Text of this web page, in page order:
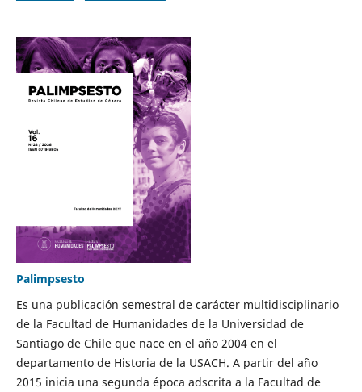
Palimpsesto
Es una publicación semestral de carácter multidisciplinario
de la Facultad de Humanidades de la Universidad de
Santiago de Chile que nace en el año 2004 en el
departamento de Historia de la USACH. A partir del año
2015 inicia una segunda época adscrita a la Facultad de